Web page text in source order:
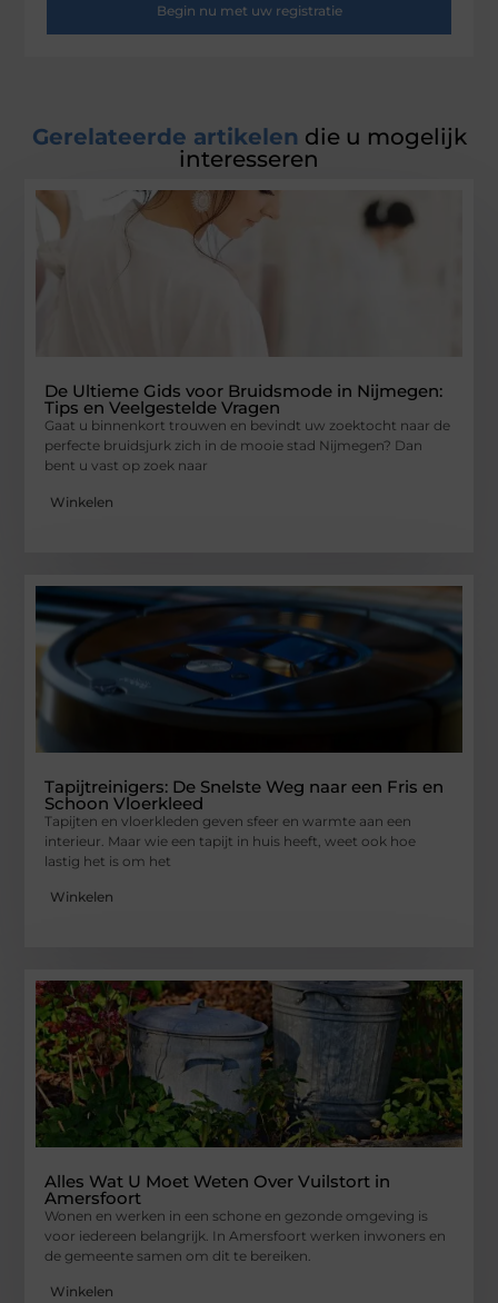
Begin nu met uw registratie
Gerelateerde artikelen die u mogelijk
interesseren
De Ultieme Gids voor Bruidsmode in Nijmegen:
Tips en Veelgestelde Vragen
Gaat u binnenkort trouwen en bevindt uw zoektocht naar de
perfecte bruidsjurk zich in de mooie stad Nijmegen? Dan
bent u vast op zoek naar
Winkelen
Tapijtreinigers: De Snelste Weg naar een Fris en
Schoon Vloerkleed
Tapijten en vloerkleden geven sfeer en warmte aan een
interieur. Maar wie een tapijt in huis heeft, weet ook hoe
lastig het is om het
Winkelen
Alles Wat U Moet Weten Over Vuilstort in
Amersfoort
Wonen en werken in een schone en gezonde omgeving is
voor iedereen belangrijk. In Amersfoort werken inwoners en
de gemeente samen om dit te bereiken.
Winkelen